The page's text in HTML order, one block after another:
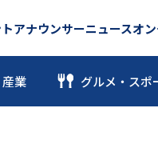
アナウンサーニュースオ
業 グルメ・スポ